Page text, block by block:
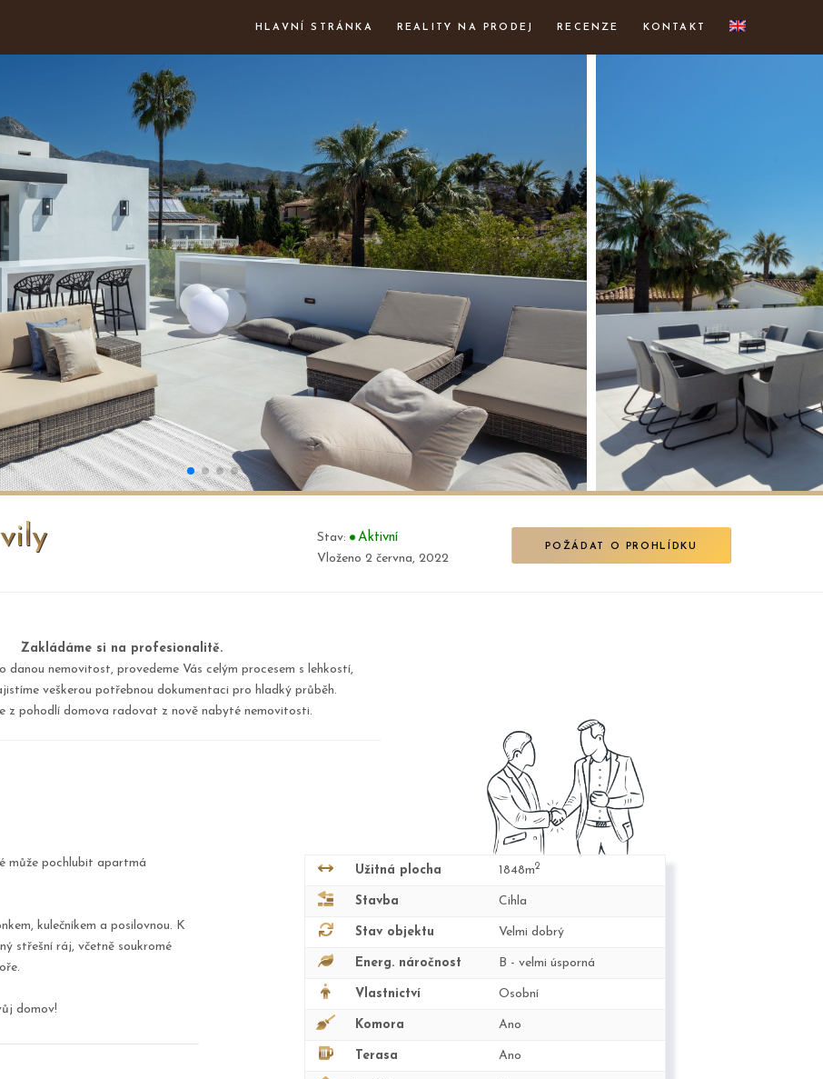
HLAVNÍ STRÁNKA REALITY NA PRODEJ RECENZE KONTAKT
Stav:
Aktivní
Vloženo 2 června, 2022
POŽÁDAT O PROHLÍDKU
Zakládáme si na profesionalitě.
danou nemovitost, provedeme Vás celým procesem s lehkostí,
veškerou potřebnou dokumentaci pro hladký průběh.
z pohodlí domova radovat z nově nabyté nemovitosti.
může pochlubit apartmá
kulečníkem a posilovnou. K
střešní ráj, včetně soukromé
domov!
Užitná plocha 1848m2
Stavba Cihla
Stav objektu Velmi dobrý
Energ. náročnost B - velmi úsporná
Vlastnictví Osobní
Komora Ano
Terasa Ano